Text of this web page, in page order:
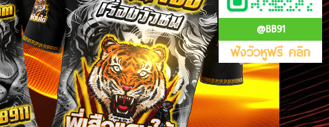
@BB91
ฟังวัวหูฟรี คลิก